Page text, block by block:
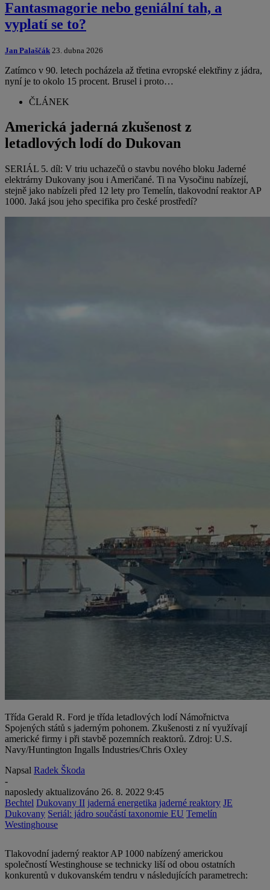
Fantasmagorie nebo geniální tah, a
vyplatí se to?
Jan Palaščák 23. dubna 2026
Zatímco v 90. letech pocházela až třetina evropské elektřiny z jádra,
nyní je to okolo 15 procent. Brusel i proto…
ČLÁNEK
Americká jaderná zkušenost z
letadlových lodí do Dukovan
SERIÁL 5. díl: V triu uchazečů o stavbu nového bloku Jaderné
elektrárny Dukovany jsou i Američané. Ti na Vysočinu nabízejí,
stejně jako nabízeli před 12 lety pro Temelín, tlakovodní reaktor AP
1000. Jaká jsou jeho specifika pro české prostředí?
Třída Gerald R. Ford je třída letadlových lodí Námořnictva
Spojených států s jaderným pohonem. Zkušenosti z ní využívají
americké firmy i při stavbě pozemních reaktorů. Zdroj: U.S.
Navy/Huntington Ingalls Industries/Chris Oxley
Napsal Radek Škoda
-
naposledy aktualizováno 26. 8. 2022 9:45
Bechtel Dukovany II jaderná energetika jaderné reaktory JE
Dukovany Seriál: jádro součástí taxonomie EU Temelín
Westinghouse
Tlakovodní jaderný reaktor AP 1000 nabízený americkou
společností Westinghouse se technicky liší od obou ostatních
konkurentů v dukovanském tendru v následujících parametrech: